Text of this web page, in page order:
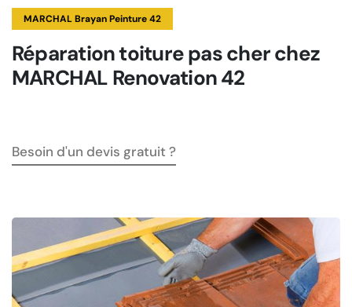
MARCHAL Brayan Peinture 42
Réparation toiture pas cher chez
MARCHAL Renovation 42
Besoin d'un devis gratuit ?